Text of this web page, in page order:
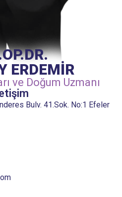
ERDEMİR
ve Doğum Uzmanı
Bulv. 41.Sok. No:1 Efeler